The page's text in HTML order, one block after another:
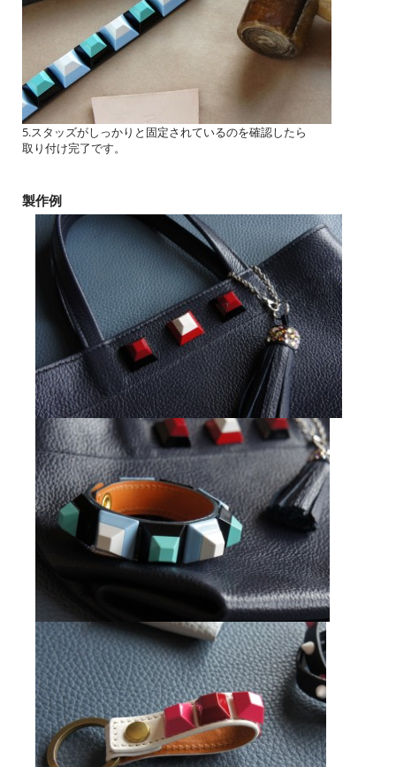
5.スタッズがしっかりと固定されているのを確認したら
取り付け完了です。
製作例